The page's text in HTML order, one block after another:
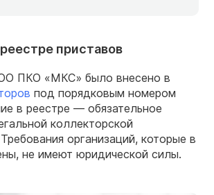
приставов
ПКО «МКС» было внесено в
под порядковым номером
в реестре — обязательное
коллекторской
организаций, которые в
не имеют юридической силы.